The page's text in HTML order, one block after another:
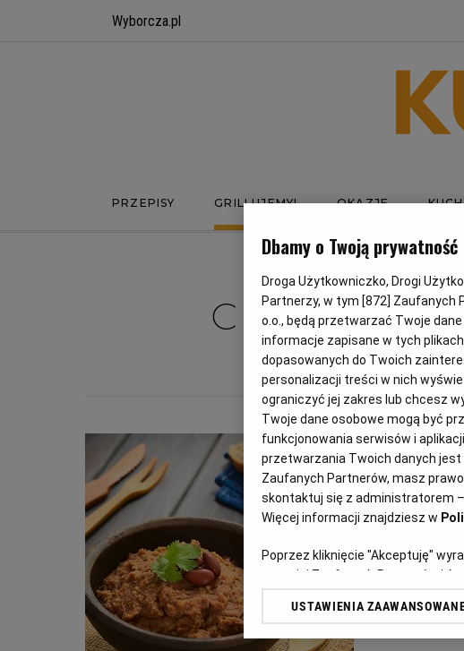
Wyborcza.pl
PRZEPISY GRILLUJEMY! OKAZJE
Aurelia
Dbamy o Twoją prywatność
Droga Użytkowniczko, Drogi
Partnerzy, w tym [872] Zaufanych
o.o., będą przetwarzać Twoje
informacje zapisane w tych
dopasowanych do Twoich
personalizacji treści w nich
ograniczyć jej zakres lub chcesz
Twoje dane osobowe mogą być
funkcjonowania serwisów i
przetwarzania Twoich danych jest
Zaufanych Partnerów, masz
skontaktuj się z administratorem
Więcej informacji znajdziesz w
Poprzez kliknięcie "Akceptuję"
z o. o. jej Zaufanych Partnerów i
swoje preferencje dot. plików
przetwarzania danych poprzez
USTAWIENIA